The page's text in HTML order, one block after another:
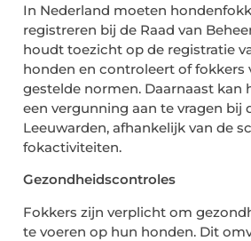
In Nederland moeten
registreren bij de Raad van
houdt toezicht op de registratie
honden en controleert of fokkers
gestelde normen. Daarnaast kan
een vergunning aan te vragen bij
Leeuwarden, afhankelijk van de
fokactiviteiten.
Gezondheidscontroles
Fokkers zijn verplicht om
te voeren op hun honden. Dit